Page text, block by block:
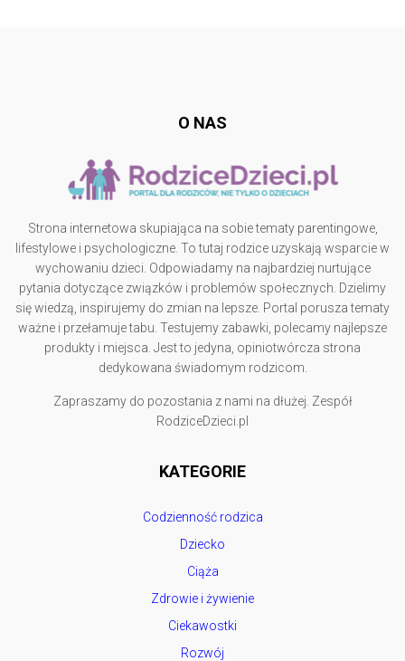
O NAS
Strona internetowa skupiająca na sobie tematy parentingowe,
lifestylowe i psychologiczne. To tutaj rodzice uzyskają wsparcie w
wychowaniu dzieci. Odpowiadamy na najbardziej nurtujące
pytania dotyczące związków i problemów społecznych. Dzielimy
się wiedzą, inspirujemy do zmian na lepsze. Portal porusza tematy
ważne i przełamuje tabu. Testujemy zabawki, polecamy najlepsze
produkty i miejsca. Jest to jedyna, opiniotwórcza strona
dedykowana świadomym rodzicom.
Zapraszamy do pozostania z nami na dłużej. Zespół
RodziceDzieci.pl
KATEGORIE
Codzienność rodzica
Dziecko
Ciąża
Zdrowie i żywienie
Ciekawostki
Rozwój